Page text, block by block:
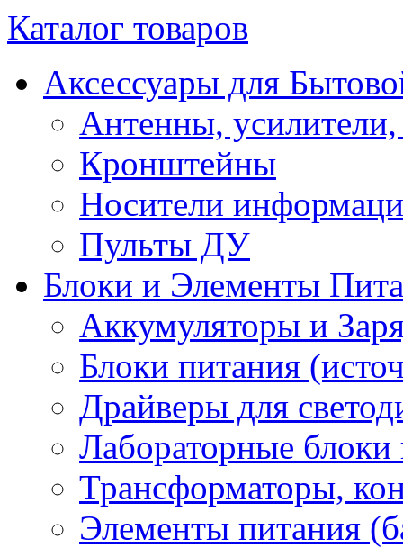
Каталог товаров
Аксессуары для
Антенны, усилители,
Кронштейны
Носители
Пульты ДУ
Блоки и Элементы
Аккумуляторы и
Блоки питания
Драйверы для
Лабораторные блоки
Трансформаторы,
Элементы питания